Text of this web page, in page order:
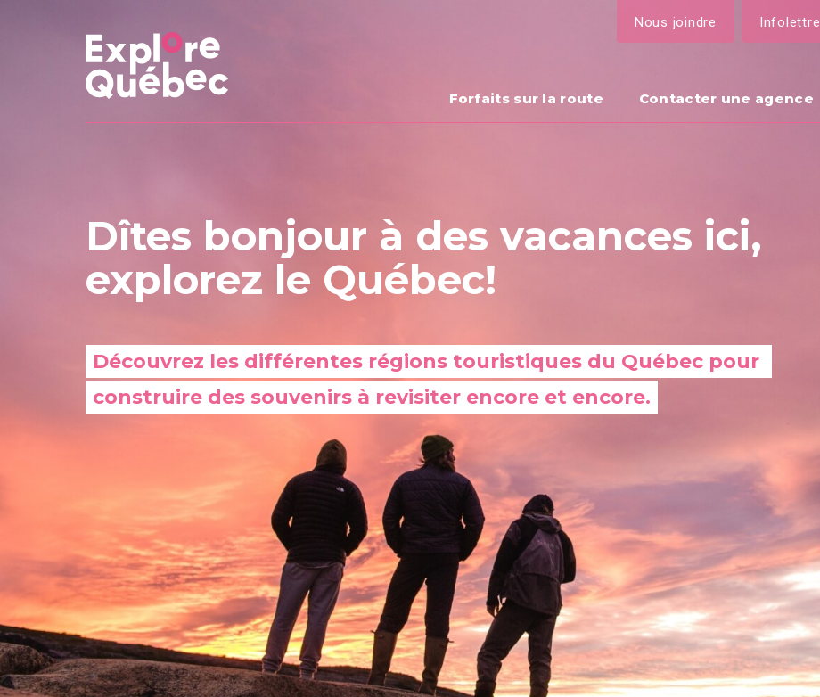
Nous joindre Infolettre
Forfaits sur la route Contacter une agence
Dîtes bonjour à des vacances ici,
explorez le Québec!
Découvrez les différentes régions touristiques du Québec pour
construire des souvenirs à revisiter encore et encore.